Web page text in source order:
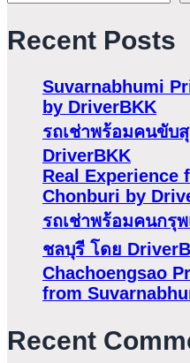
Recent Posts
Suvarnabhumi
by DriverBKK
รถเช่าพร้อมคนขับ
DriverBKK
Real Experience
Chonburi by
รถเช่าพร้อมคนกรุ
ชลบุรี โดย
Chachoengsao
from
Recent